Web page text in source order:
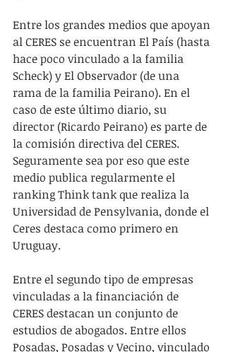
Entre los grandes medios que apoyan
al CERES se encuentran El País (hasta
hace poco vinculado a la familia
Scheck) y El Observador (de una
rama de la familia Peirano). En el
caso de este último diario, su
director (Ricardo Peirano) es parte de
la comisión directiva del CERES.
Seguramente sea por eso que este
medio publica regularmente el
ranking Think tank que realiza la
Universidad de Pensylvania, donde el
Ceres destaca como primero en
Uruguay.
Entre el segundo tipo de empresas
vinculadas a la financiación de
CERES destacan un conjunto de
estudios de abogados. Entre ellos
Posadas, Posadas y Vecino, vinculado